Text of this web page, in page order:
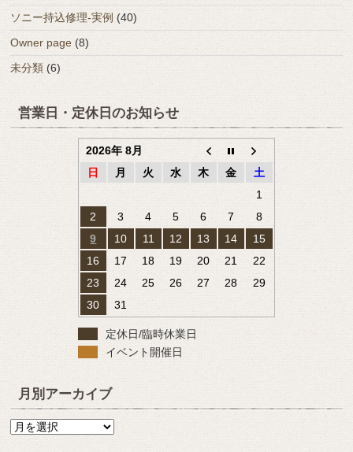
ソニー持込修理-実例 (40)
Owner page (8)
未分類(6)
営業日・定休日のお知らせ
2026年 8月
日
月 火 水 木 金
土
1
2
3 4 5 6 7
8
9
10 11 12 13 14
15
16
17 18 19 20 21
22
23
24 25 26 27 28
29
30
31
定休日/臨時休業日
イベント開催日
月別アーカイブ
月